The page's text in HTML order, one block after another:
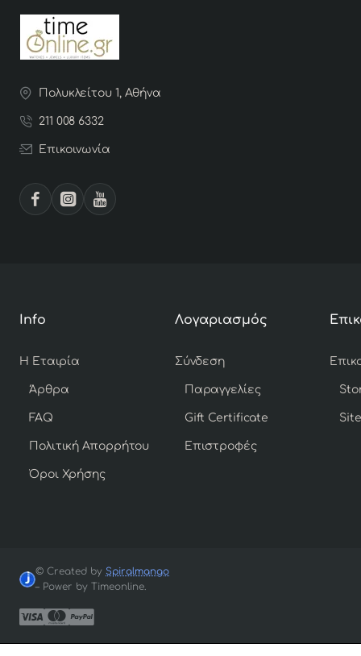
Πολυκλείτου 1, Αθήνα
211 008 6332
Επικοινωνία
Info
Η Εταιρία
Άρθρα
FAQ
Πολιτική Απορρήτου
Όροι Χρήσης
Λογαριασμός
Σύνδεση
Παραγγελίες
Gift Certificate
Επιστροφές
© Created by Spiralmango
– Power by Timeonline.